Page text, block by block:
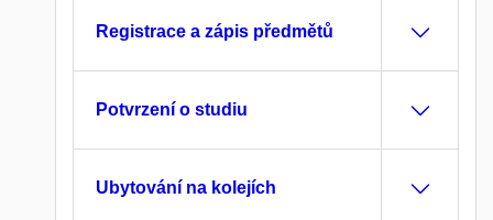
Registrace a zápis předmětů
Potvrzení o studiu
Ubytování na kolejích